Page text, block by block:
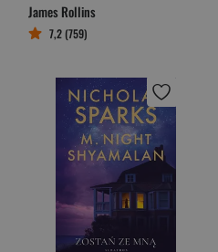
James Rollins
7,2 (759)